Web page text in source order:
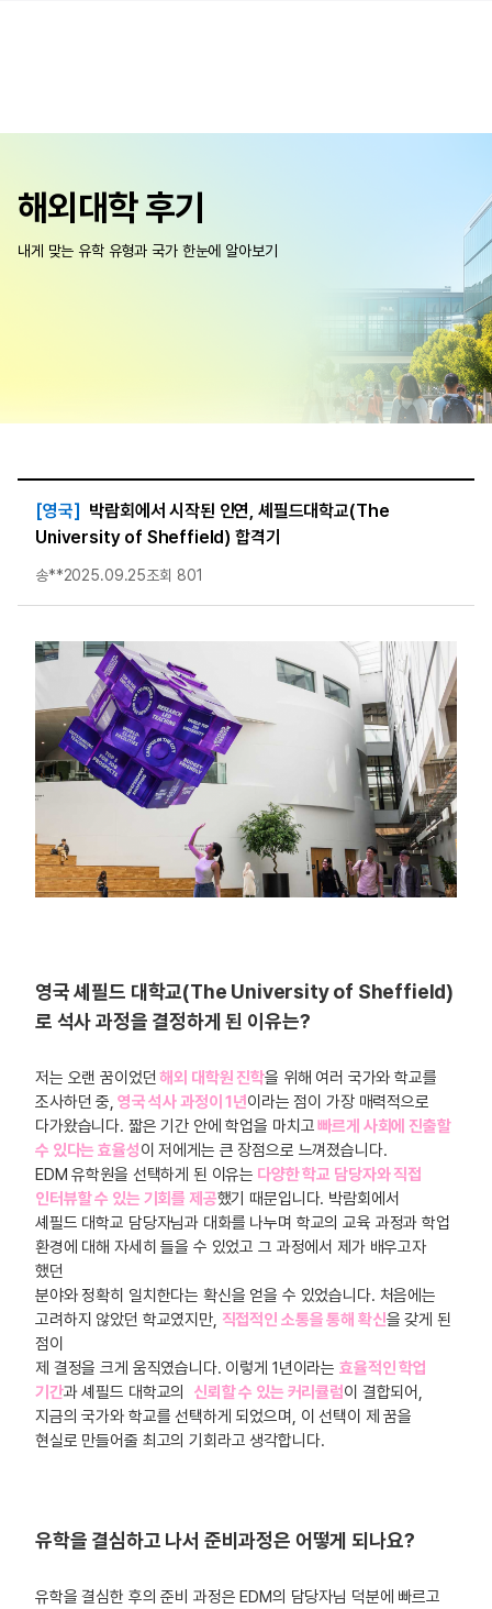
해외대학 후기
내게 맞는 유학 유형과 국가 한눈에 알아보기
[영국] 박람회에서 시작된 인연, 셰필드대학교(The
University of Sheffield) 합격기
송**2025.09.25조회 801
영국 셰필드 대학교(The University of Sheffield)
로 석사 과정을 결정하게 된 이유는?
저는 오랜 꿈이었던 해외 대학원 진학을 위해 여러 국가와 학교를
조사하던 중, 영국 석사 과정이 1년이라는 점이 가장 매력적으로
다가왔습니다. 짧은 기간 안에 학업을 마치고빠르게 사회에 진출할
수 있다는 효율성이 저에게는 큰 장점으로 느껴졌습니다.
EDM 유학원을 선택하게 된 이유는 다양한 학교 담당자와 직접
인터뷰할 수 있는 기회를 제공했기 때문입니다. 박람회에서
셰필드 대학교 담당자님과 대화를 나누며 학교의 교육 과정과 학업
환경에 대해 자세히 들을 수 있었고 그 과정에서 제가 배우고자
했던
분야와 정확히 일치한다는 확신을 얻을 수 있었습니다. 처음에는
고려하지 않았던 학교였지만, 직접적인 소통을 통해 확신을 갖게 된
점이
제 결정을 크게 움직였습니다. 이렇게 1년이라는 효율적인 학업
기간과 셰필드 대학교의 신뢰할 수 있는 커리큘럼이 결합되어,
지금의 국가와 학교를 선택하게 되었으며, 이 선택이 제 꿈을
현실로 만들어줄 최고의 기회라고 생각합니다.
유학을 결심하고 나서 준비과정은 어떻게 되나요?
유학을 결심한 후의 준비 과정은 EDM의 담당자님 덕분에 빠르고